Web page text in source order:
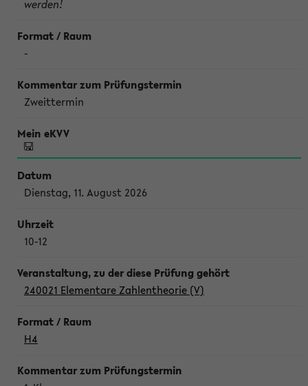
werden!
-
Zweittermin
Dienstag, 11. August 2026
10-12
240021 Elementare Zahlentheorie (V)
H4